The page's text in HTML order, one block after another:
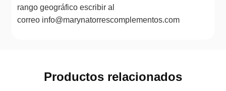
rango geográfico escribir al
correo info@marynatorrescomplementos.com
Productos relacionados